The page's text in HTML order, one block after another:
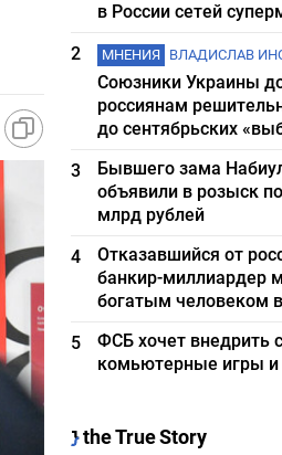
в России сетей
2
МНЕНИЯ ВЛАДИСЛАВ
Союзники Украины
россиянам
до сентябрьских
3
Бывшего зама
объявили в розыск
млрд рублей
4
Отказавшийся от
банкир-миллиардер
богатым человеком
5
ФСБ хочет внедрить
комьютерные игры и